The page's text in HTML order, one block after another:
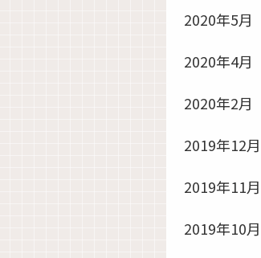
2020年5月
2020年4月
2020年2月
2019年12月
2019年11月
2019年10月